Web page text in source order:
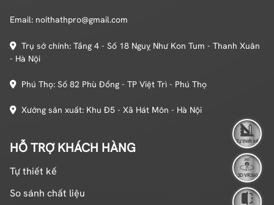
Email: noithathpro@gmail.com
Trụ sở chính: Tầng 4 - Số 18 Nguỵ Như Kon Tum - Thanh Xuân
- Hà Nội
Phú Thọ: Số 82 Phù Đổng - TP Việt Trì - Phú Thọ
Xưởng sản xuất: Khu Đ5 - Xã Hát Môn - Hà Nội
HỖ TRỢ KHÁCH HÀNG
Tự thiết kế
So sánh chất liệu
Tự thiết kế
3D VR360